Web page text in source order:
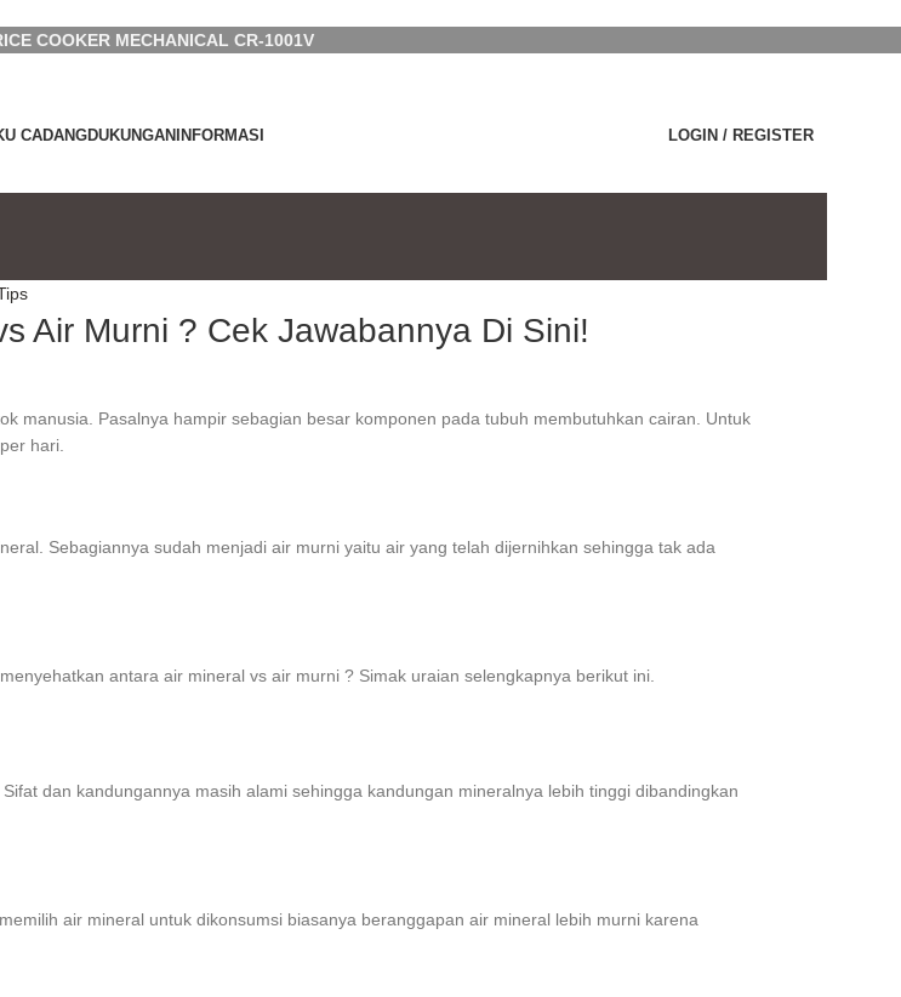
COOKER MECHANICAL CR-1001V
CADANGDUKUNGANINFORMASI LOGIN / REGISTER
Air Murni ? Cek Jawabannya Di Sini!
manusia. Pasalnya hampir sebagian besar komponen pada tubuh membutuhkan cairan. Untuk
hari.
Sebagiannya sudah menjadi air murni yaitu air yang telah dijernihkan sehingga tak ada
antara air mineral vs air murni ? Simak uraian selengkapnya berikut ini.
dan kandungannya masih alami sehingga kandungan mineralnya lebih tinggi dibandingkan
air mineral untuk dikonsumsi biasanya beranggapan air mineral lebih murni karena